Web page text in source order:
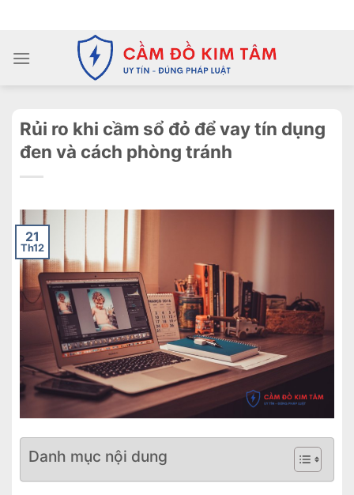
dung
Rủi ro khi cầm sổ đỏ để vay tín dụng
đen và cách phòng tránh
21
Th12
Danh mục nội dung